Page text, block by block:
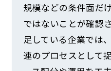
規模などの条件面だ
ではないことが確認
足している企業では
連のプロセスとして